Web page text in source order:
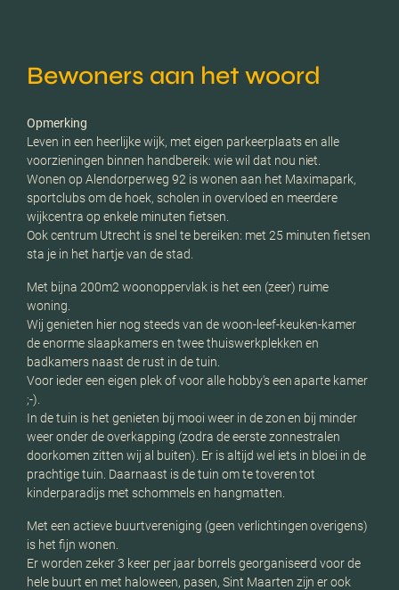
Bewoners aan het woord
Opmerking
Leven in een heerlijke wijk, met eigen parkeerplaats en alle
voorzieningen binnen handbereik: wie wil dat nou niet.
Wonen op Alendorperweg 92 is wonen aan het Maximapark,
sportclubs om de hoek, scholen in overvloed en meerdere
wijkcentra op enkele minuten fietsen.
Ook centrum Utrecht is snel te bereiken: met 25 minuten fietsen
sta je in het hartje van de stad.
Met bijna 200m2 woonoppervlak is het een (zeer) ruime
woning.
Wij genieten hier nog steeds van de woon-leef-keuken-kamer
de enorme slaapkamers en twee thuiswerkplekken en
badkamers naast de rust in de tuin.
Voor ieder een eigen plek of voor alle hobby's een aparte kamer
;-).
In de tuin is het genieten bij mooi weer in de zon en bij minder
weer onder de overkapping (zodra de eerste zonnestralen
doorkomen zitten wij al buiten). Er is altijd wel iets in bloei in de
prachtige tuin. Daarnaast is de tuin om te toveren tot
kinderparadijs met schommels en hangmatten.
Met een actieve buurtvereniging (geen verlichtingen overigens)
is het fijn wonen.
Er worden zeker 3 keer per jaar borrels georganiseerd voor de
hele buurt en met haloween, pasen, Sint Maarten zijn er ook